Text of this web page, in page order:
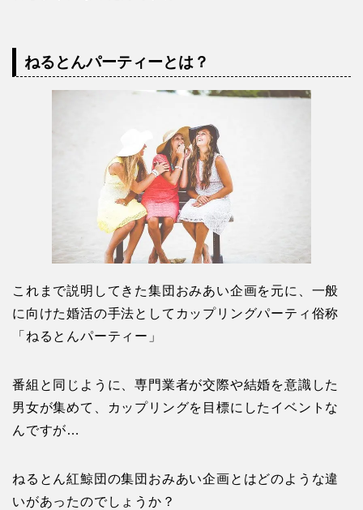
ねるとんパーティーとは？
これまで説明してきた集団おみあい企画を元に、一般
に向けた婚活の手法としてカップリングパーティ俗称
「ねるとんパーティー」
番組と同じように、専門業者が交際や結婚を意識した
男女が集めて、カップリングを目標にしたイベントな
んですが…
ねるとん紅鯨団の集団おみあい企画とはどのような違
いがあったのでしょうか？